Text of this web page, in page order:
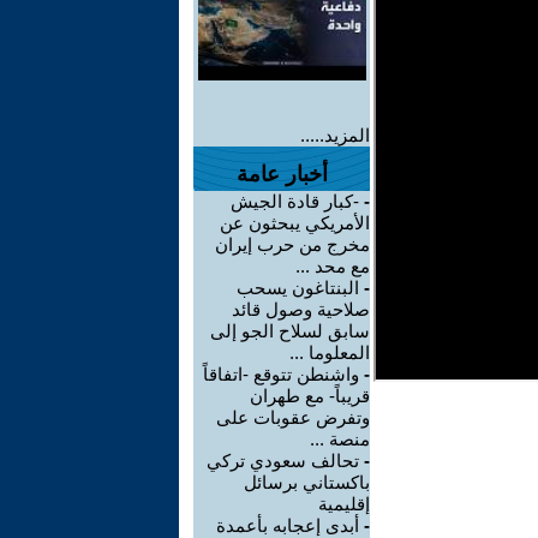
المزيد.....
أخبار عامة
- -كبار قادة الجيش
الأمريكي يبحثون عن
مخرج من حرب إيران
مع محد ...
- البنتاغون يسحب
صلاحية وصول قائد
سابق لسلاح الجو إلى
المعلوما ...
- واشنطن تتوقع -اتفاقاً
قريباً- مع طهران
وتفرض عقوبات على
منصة ...
- تحالف سعودي تركي
باكستاني برسائل
إقليمية
- أبدى إعجابه بأعمدة